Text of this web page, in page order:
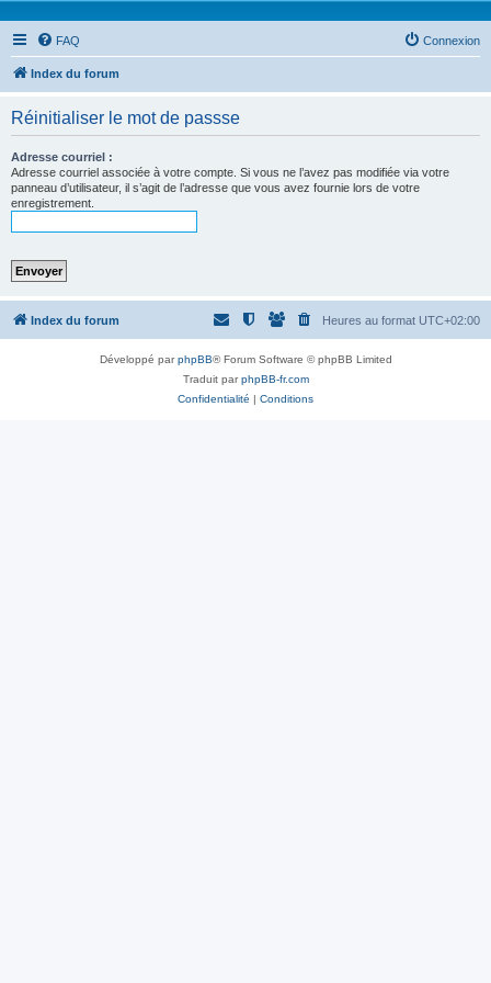
FAQ Connexion
Index du forum
Réinitialiser le mot de passse
Adresse courriel :
Adresse courriel associée à votre compte. Si vous ne l’avez pas modifiée via votre
panneau d’utilisateur, il s’agit de l’adresse que vous avez fournie lors de votre
enregistrement.
Index du forum Heures au format UTC+02:00
Développé parphpBB® Forum Software © phpBB Limited
Traduit parphpBB-fr.com
Confidentialité | Conditions